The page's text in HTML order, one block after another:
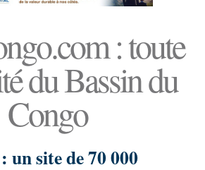
: toute
du Bassin du
Congo
site de 70 000